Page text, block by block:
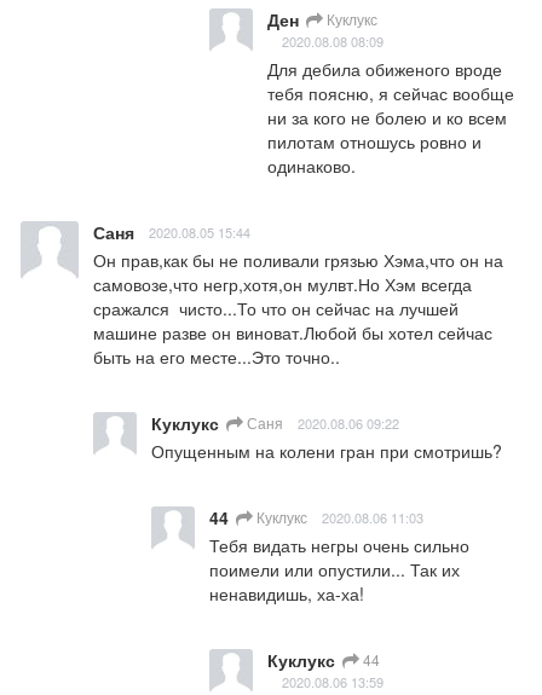
Ден Куклукс
2020.08.08 08:09
Для дебила обиженого вроде
тебя поясню, я сейчас вообще
ни за кого не болею и ко всем
пилотам отношусь ровно и
одинаково.
Саня 2020.08.05 15:44
Он прав,как бы не поливали грязью Хэма,что он на
самовозе,что негр,хотя,он мулвт.Но Хэм всегда
сражался  чисто...То что он сейчас на лучшей
машине разве он виноват.Любой бы хотел сейчас
быть на его месте...Это точно..
Куклукс Саня 2020.08.06 09:22
Опущенным на колени гран при смотришь?
44 Куклукс 2020.08.06 11:03
Тебя видать негры очень сильно
поимели или опустили... Так их
ненавидишь, ха-ха!
Куклукс 44
2020.08.06 13:59